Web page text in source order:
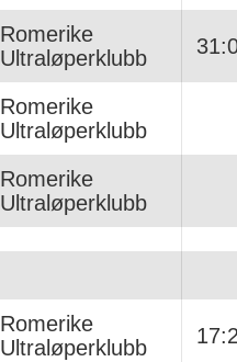
Romerike
Ultraløperklubb
Romerike
Ultraløperklubb
Romerike
Ultraløperklubb
Romerike
Ultraløperklubb